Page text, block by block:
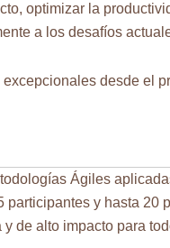
optimizar la
a los desafíos
desde el
Ágiles
y hasta 20
de alto impacto para